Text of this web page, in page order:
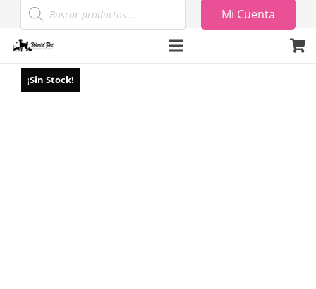
Búsqueda
de
productos
Mi Cuenta
¡Sin Stock!